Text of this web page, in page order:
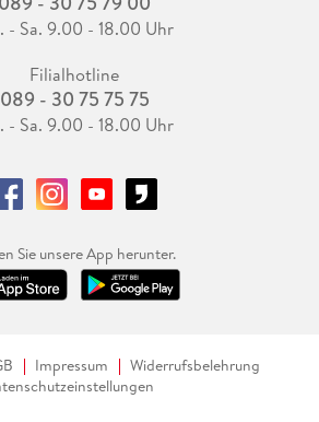
- Sa. 9.00 - 18.00 Uhr
Filialhotline
089 - 30 75 75 75
- Sa. 9.00 - 18.00 Uhr
Sie unsere App herunter.
Impressum
Widerrufsbelehrung